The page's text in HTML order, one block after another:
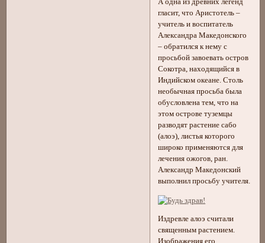
А одна из древних легенд
гласит, что Аристотель –
учитель и воспитатель
Александра Македонского
– обратился к нему с
просьбой завоевать остров
Сокотра, находящийся в
Индийском океане. Столь
необычная просьба была
обусловлена тем, что на
этом острове туземцы
разводят растение сабо
(алоэ), листья которого
широко применяются для
лечения ожогов, ран.
Александр Македонский
выполнил просьбу учителя.
Издревле алоэ считали
священным растением.